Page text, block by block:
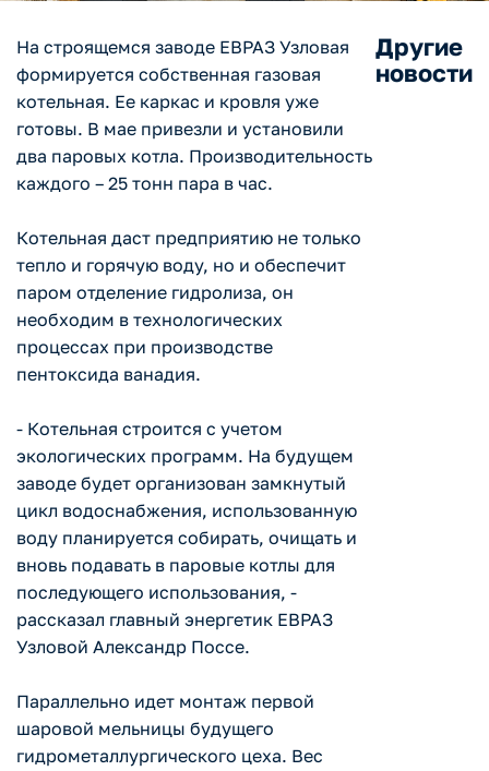
На строящемся заводе ЕВРАЗ Узловая
формируется собственная газовая
котельная. Ее каркас и кровля уже
готовы. В мае привезли и установили
два паровых котла. Производительность
каждого – 25 тонн пара в час.
Котельная даст предприятию не только
тепло и горячую воду, но и обеспечит
паром отделение гидролиза, он
необходим в технологических
процессах при производстве
пентоксида ванадия.
- Котельная строится с учетом
экологических программ. На будущем
заводе будет организован замкнутый
цикл водоснабжения, использованную
воду планируется собирать, очищать и
вновь подавать в паровые котлы для
последующего использования, -
рассказал главный энергетик ЕВРАЗ
Узловой Александр Поссе.
Параллельно идет монтаж первой
шаровой мельницы будущего
гидрометаллургического цеха. Вес
Другие
новости